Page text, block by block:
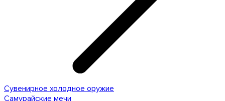
Сувенирное холодное оружие
Самурайские мечи